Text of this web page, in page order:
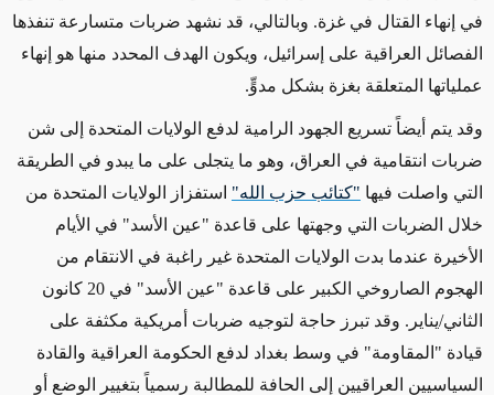
في إنهاء القتال في غزة. وبالتالي، قد نشهد ضربات متسارعة تنفذها
الفصائل العراقية على إسرائيل، ويكون الهدف المحدد منها هو إنهاء
عملياتها المتعلقة بغزة بشكل مدوٍّ.
وقد يتم أيضاً تسريع الجهود الرامية لدفع الولايات المتحدة إلى شن
ضربات انتقامية في العراق، وهو ما يتجلى على ما يبدو في الطريقة
التي واصلت فيها "كتائب حزب الله" استفزاز الولايات المتحدة من
خلال الضربات التي وجهتها على قاعدة "عين الأسد" في الأيام
الأخيرة عندما بدت الولايات المتحدة غير راغبة في الانتقام من
الهجوم الصاروخي
الكبير على قاعدة "عين الأسد" في 20 كانون
الثاني/يناير. وقد تبرز حاجة لتوجيه ضربات أمريكية مكثفة على
قيادة "المقاومة" في وسط بغداد لدفع الحكومة العراقية والقادة
السياسيين العراقيين إلى الحافة للمطالبة رسمياً بتغيير الوضع أو